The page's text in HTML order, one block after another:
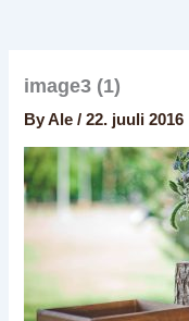
image3 (1)
ByAle/22. juuli 2016